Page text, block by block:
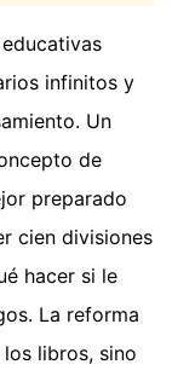
infinitos y
Un
de
preparado
cien divisiones
hacer si le
La reforma
libros, sino